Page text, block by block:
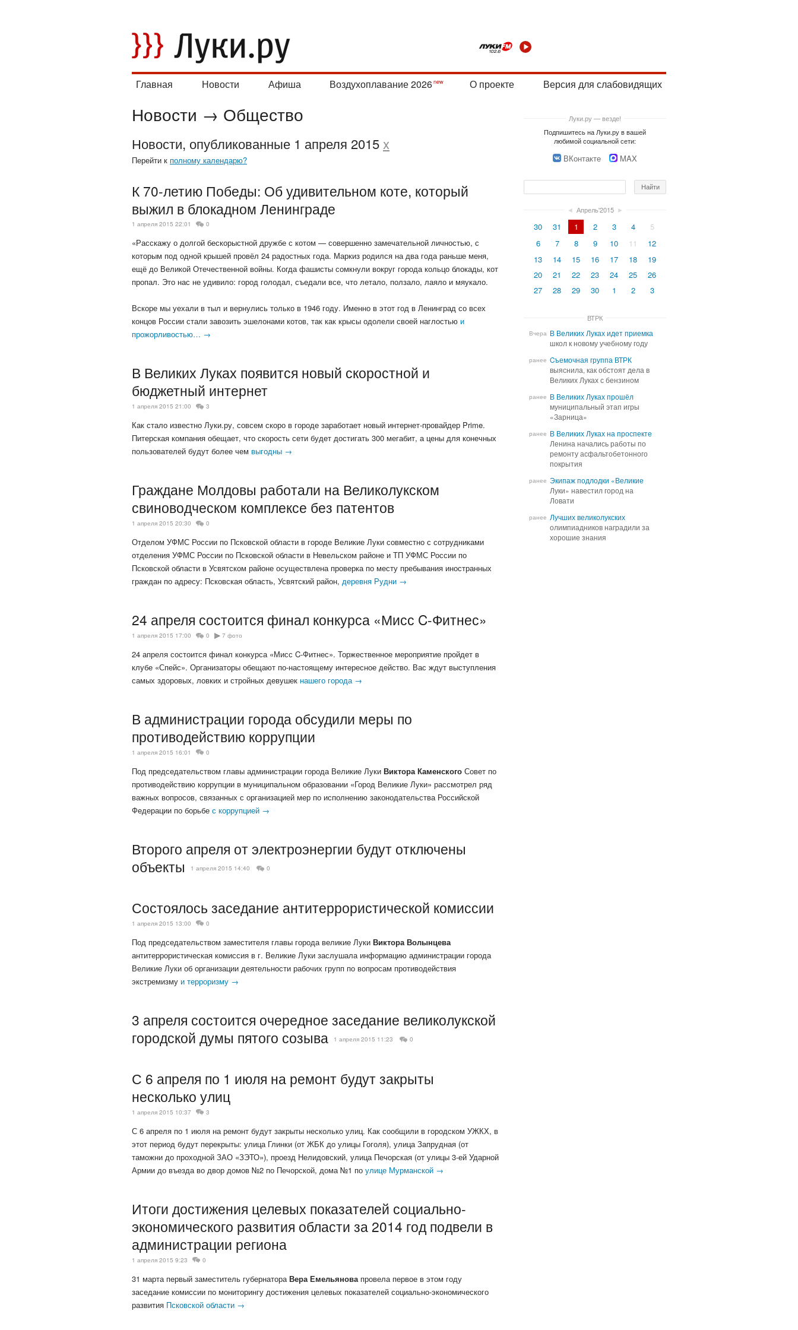
Главная Новости Афиша Воздухоплавание 2026 О проекте Версия для слабовидящих
Новости → Общество
Новости, опубликованные 1 апреля 2015 x
Перейти к полному календарю?
К 70-летию Победы: Об удивительном коте, который
выжил в блокадном Ленинграде
1 апреля 2015 22:01 0
«Расскажу о долгой бескорыстной дружбе с котом — совершенно замечательной личностью, с
которым под одной крышей провёл 24 радостных года. Маркиз родился на два года раньше меня,
ещё до Великой Отечественной войны. Когда фашисты сомкнули вокруг города кольцо блокады, кот
пропал. Это нас не удивило: город голодал, съедали все, что летало, ползало, лаяло и мяукало.
Вскоре мы уехали в тыл и вернулись только в 1946 году. Именно в этот год в Ленинград со всех
концов России стали завозить эшелонами котов, так как крысы одолели своей наглостью и
прожорливостью… →
В Великих Луках появится новый скоростной и
бюджетный интернет
1 апреля 2015 21:00 3
Как стало известно Луки.ру, совсем скоро в городе заработает новый интернет-провайдер Prime.
Питерская компания обещает, что скорость сети будет достигать 300 мегабит, а цены для конечных
пользователей будут более чем выгодны →
Граждане Молдовы работали на Великолукском
свиноводческом комплексе без патентов
1 апреля 2015 20:30 0
Отделом УФМС России по Псковской области в городе Великие Луки совместно с сотрудниками
отделения УФМС России по Псковской области в Невельском районе и ТП УФМС России по
Псковской области в Усвятском районе осуществлена проверка по месту пребывания иностранных
граждан по адресу: Псковская область, Усвятский район, деревня Рудни →
24 апреля состоится финал конкурса «Мисс C-Фитнес»
1 апреля 2015 17:00 0 7 фото
24 апреля состоится финал конкурса «Мисс C-Фитнес». Торжественное мероприятие пройдет в
клубе «Спейс». Организаторы обещают по-настоящему интересное действо. Вас ждут выступления
самых здоровых, ловких и стройных девушек нашего города →
В администрации города обсудили меры по
противодействию коррупции
1 апреля 2015 16:01 0
Под председательством главы администрации города Великие Луки Виктора Каменского Совет по
противодействию коррупции в муниципальном образовании «Город Великие Луки» рассмотрел ряд
важных вопросов, связанных с организацией мер по исполнению законодательства Российской
Федерации по борьбе с коррупцией →
Второго апреля от электроэнергии будут отключены
объекты
1 апреля 2015 14:40 0
Состоялось заседание антитеррористической комиссии
1 апреля 2015 13:00 0
Под председательством заместителя главы города великие Луки Виктора Волынцева
антитеррористическая комиссия в г. Великие Луки заслушала информацию администрации города
Великие Луки об организации деятельности рабочих групп по вопросам противодействия
экстремизму и терроризму →
3 апреля состоится очередное заседание великолукской
городской думы пятого созыва
1 апреля 2015 11:23 0
С 6 апреля по 1 июля на ремонт будут закрыты
несколько улиц
1 апреля 2015 10:37 3
С 6 апреля по 1 июля на ремонт будут закрыты несколько улиц. Как сообщили в городском УЖКХ, в
этот период будут перекрыты: улица Глинки (от ЖБК до улицы Гоголя), улица Запрудная (от
таможни до проходной ЗАО «ЗЭТО»), проезд Нелидовский, улица Печорская (от улицы 3-ей Ударной
Армии до въезда во двор домов №2 по Печорской, дома №1 по улице Мурманской →
Итоги достижения целевых показателей социально-
экономического развития области за 2014 год подвели в
администрации региона
1 апреля 2015 9:23 0
31 марта первый заместитель губернатора Вера Емельянова провела первое в этом году
заседание комиссии по мониторингу достижения целевых показателей социально-экономического
развития Псковской области →
Луки.ру — везде!
Подпишитесь на Луки.ру в вашей
любимой социальной сети:
ВКонтакте MAX
◄ Апрель'2015 ►
30 31 1 2 3 4
5
6
7 8 9 10 11
12
13
14 15 16 17 18
19
20
21 22 23 24 25
26
27
28 29 30 1 2 3
ВТРК
Вчера В Великих Луках идет приемка
школ к новому учебному году
В Великих Луках идет приемка
школ к новому учебному году
ранее Cъемочная группа ВТРК
выяснила, как обстоят дела в
Великих Луках с бензином
Cъемочная группа ВТРК
выяснила, как обстоят дела в
Великих Луках с бензином
ранее В Великих Луках прошёл
муниципальный этап игры
«Зарница»
В Великих Луках прошёл
муниципальный этап игры
«Зарница»
ранее В Великих Луках на проспекте
Ленина начались работы по
ремонту асфальтобетонного
покрытия
В Великих Луках на проспекте
Ленина начались работы по
ремонту асфальтобетонного
покрытия
ранее Экипаж подлодки «Великие
Луки» навестил город на
Ловати
Экипаж подлодки «Великие
Луки» навестил город на
Ловати
ранее Лучших великолукских
олимпиадников наградили за
хорошие знания
Лучших великолукских
олимпиадников наградили за
хорошие знания